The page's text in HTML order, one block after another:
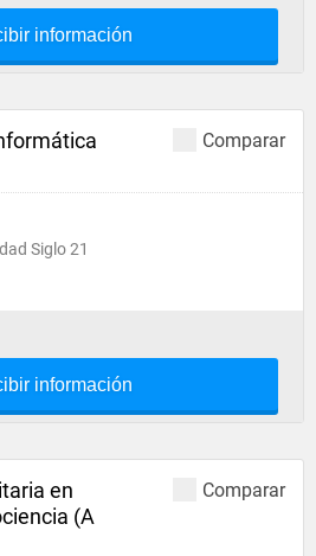
información
Comparar
Siglo 21
información
Comparar
en
(A